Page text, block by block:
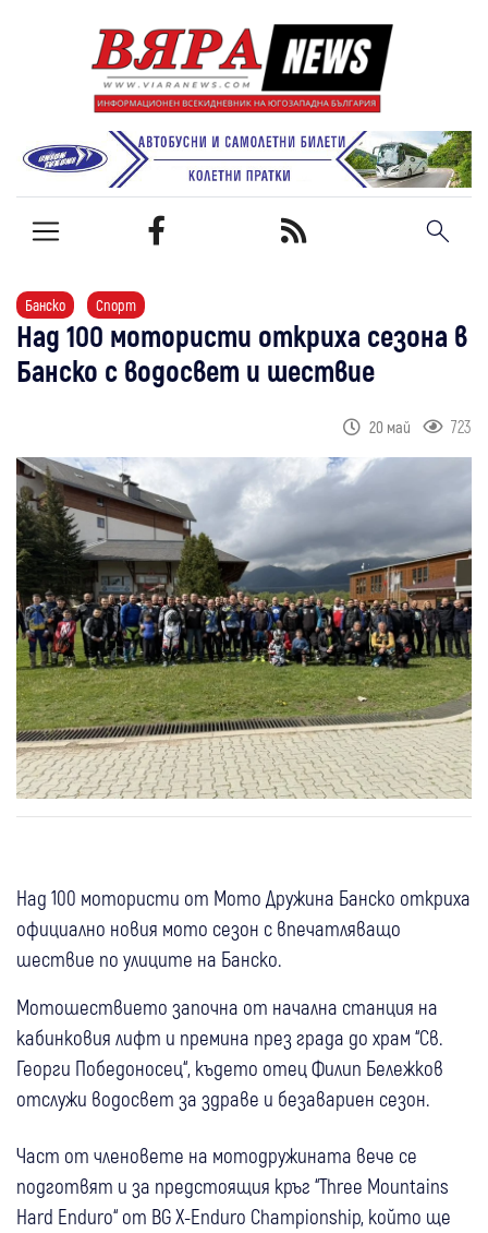
Банско Спорт
Над 100 мотористи откриха сезона в
Банско с водосвет и шествие
20 май 723
Над 100 мотористи от Мото Дружина Банско откриха
официално новия мото сезон с впечатляващо
шествие по улиците на Банско.
Мотошествието започна от начална станция на
кабинковия лифт и премина през града до храм “Св.
Георги Победоносец“, където отец Филип Бележков
отслужи водосвет за здраве и безавариен сезон.
Част от членовете на мотодружината вече се
подготвят и за предстоящия кръг “Three Mountains
Hard Enduro“ от BG X-Enduro Championship, който ще